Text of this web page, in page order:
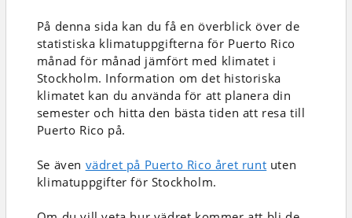
På denna sida kan du få en överblick över de
statistiska klimatuppgifterna för Puerto Rico
månad för månad jämfört med klimatet i
Stockholm. Information om det historiska
klimatet kan du använda för att planera din
semester och hitta den bästa tiden att resa till
Puerto Rico på.
Se även vädret på Puerto Rico året runt uten
klimatuppgifter för Stockholm.